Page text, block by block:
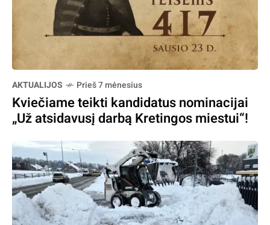
AKTUALIJOS Prieš 7 mėnesius
Kviečiame teikti kandidatus nominacijai
„Už atsidavusį darbą Kretingos miestui“!